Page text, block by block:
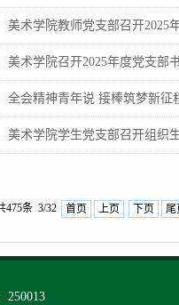
美术学院教师党支部召开2025
美术学院召开2025年度党支部
全会精神青年说 接棒筑梦新征
美术学院学生党支部召开组织
475条 3/32 首页 上页 下页 尾
250013